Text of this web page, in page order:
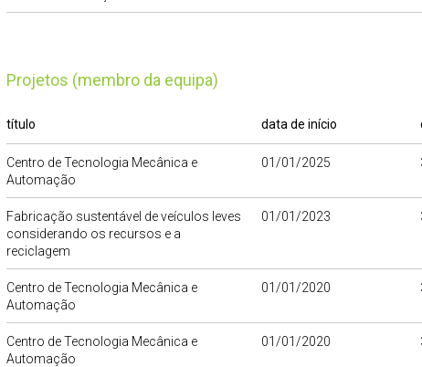
Projetos (membro da equipa)
título data de início
Centro de Tecnologia Mecânica e
Automação
01/01/2025
Fabricação sustentável de veículos leves
considerando os recursos e a
reciclagem
01/01/2023
Centro de Tecnologia Mecânica e
Automação
01/01/2020
Centro de Tecnologia Mecânica e
Automação
01/01/2020